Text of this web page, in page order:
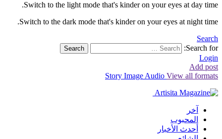
Switch to the light mode that's kinder on your eyes at day time.
Switch to the dark mode that's kinder on your eyes at night time.
Search
Search for:
Search
Login
Add post
Story Image Audio View all formats
آخر
المحبوب
أحدث الأخبار